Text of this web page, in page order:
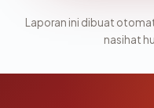
Laporan ini dibuat
nasihat